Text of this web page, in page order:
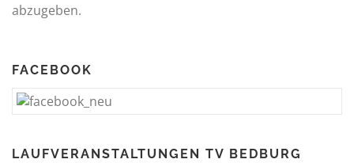
abzugeben.
FACEBOOK
LAUFVERANSTALTUNGEN TV BEDBURG